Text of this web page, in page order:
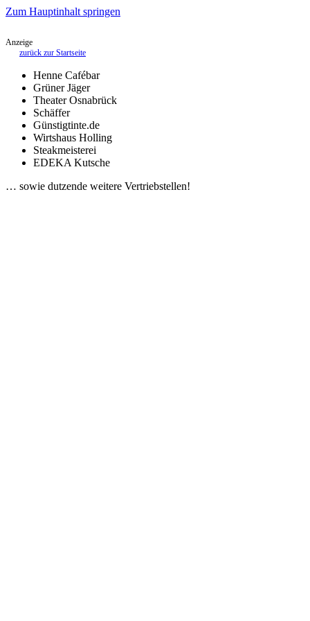
Zum Hauptinhalt springen
Anzeige
zurück zur Startseite
Henne Cafébar
Grüner Jäger
Theater Osnabrück
Schäffer
Günstigtinte.de
Wirtshaus Holling
Steakmeisterei
EDEKA Kutsche
… sowie dutzende weitere Vertriebstellen!